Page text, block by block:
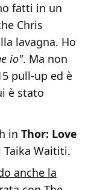
fatti in un
Chris
lavagna. Ho
io". Ma non
pull-up ed è
è stato
in Thor: Love
Waititi.
anche la